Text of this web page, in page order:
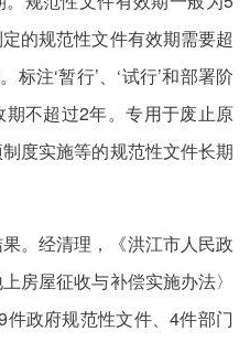
的规范性文件有效期需要超
注‘暂行’、‘试行’和部署阶
不超过2年。专用于废止原
度实施等的规范性文件长期
。经清理，《洪江市人民政
房屋征收与补偿实施办法〉
政府规范性文件、4件部门